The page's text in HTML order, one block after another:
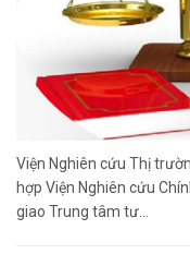
Viện Nghiên cứu Thị
hợp Viện Nghiên cứu
giao Trung tâm tư...